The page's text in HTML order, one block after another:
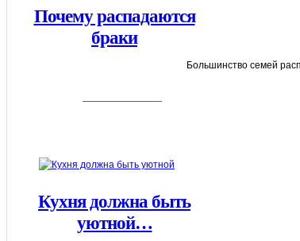
Почему распадаются
браки
Большинство семей
Кухня должна быть
уютной…